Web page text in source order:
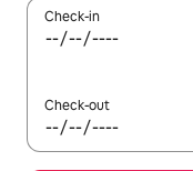
Check-in
Check-out